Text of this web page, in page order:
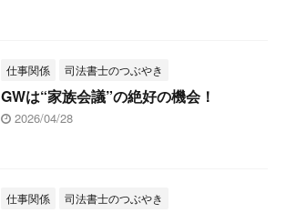
仕事関係 司法書士のつぶやき
GWは“家族会議”の絶好の機会！
2026/04/28
仕事関係 司法書士のつぶやき